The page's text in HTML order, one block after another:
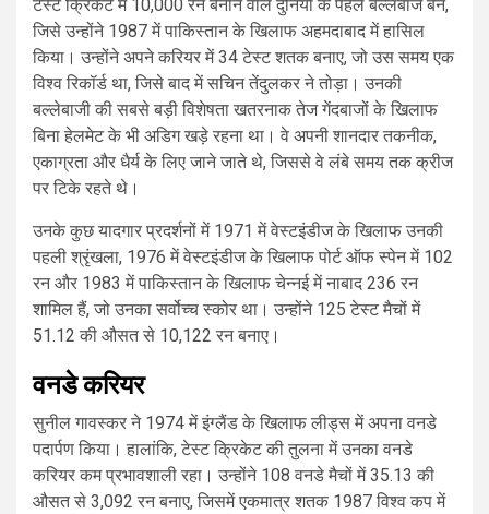
टेस्ट क्रिकेट में 10,000 रन बनाने वाले दुनिया के पहले बल्लेबाज बने,
जिसे उन्होंने 1987 में पाकिस्तान के खिलाफ अहमदाबाद में हासिल
किया। उन्होंने अपने करियर में 34 टेस्ट शतक बनाए, जो उस समय एक
विश्व रिकॉर्ड था, जिसे बाद में सचिन तेंदुलकर ने तोड़ा। उनकी
बल्लेबाजी की सबसे बड़ी विशेषता खतरनाक तेज गेंदबाजों के खिलाफ
बिना हेलमेट के भी अडिग खड़े रहना था। वे अपनी शानदार तकनीक,
एकाग्रता और धैर्य के लिए जाने जाते थे, जिससे वे लंबे समय तक क्रीज
पर टिके रहते थे।
उनके कुछ यादगार प्रदर्शनों में 1971 में वेस्टइंडीज के खिलाफ उनकी
पहली श्रृंखला, 1976 में वेस्टइंडीज के खिलाफ पोर्ट ऑफ स्पेन में 102
रन और 1983 में पाकिस्तान के खिलाफ चेन्नई में नाबाद 236 रन
शामिल हैं, जो उनका सर्वोच्च स्कोर था। उन्होंने 125 टेस्ट मैचों में
51.12 की औसत से 10,122 रन बनाए।
वनडे करियर
सुनील गावस्कर ने 1974 में इंग्लैंड के खिलाफ लीड्स में अपना वनडे
पदार्पण किया। हालांकि, टेस्ट क्रिकेट की तुलना में उनका वनडे
करियर कम प्रभावशाली रहा। उन्होंने 108 वनडे मैचों में 35.13 की
औसत से 3,092 रन बनाए, जिसमें एकमात्र शतक 1987 विश्व कप में